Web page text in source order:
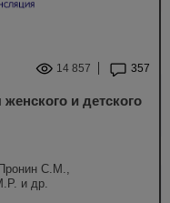
14 857 357
и детского
С.М.,
и др.